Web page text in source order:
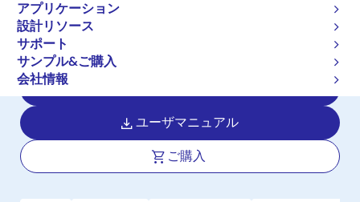
アプリケーション
設計リソース
サポート
サンプル&ご購入
会社情報
バ/ディジタルコンバータ搭載のハイエ
ンド車載マイコン
ユーザマニュアル
ご購入